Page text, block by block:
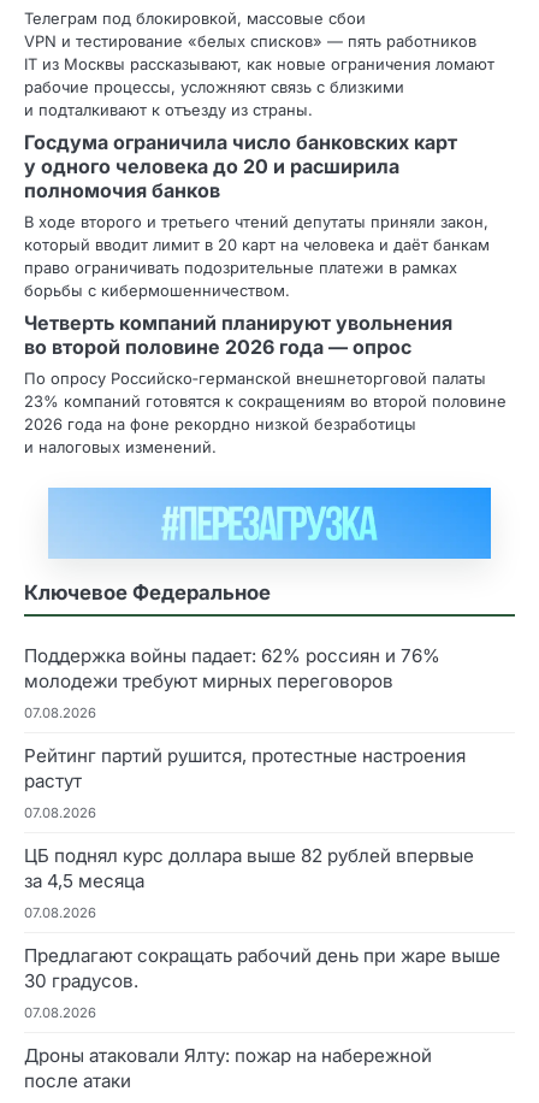
Телеграм под блокировкой, массовые сбои
VPN и тестирование «белых списков» — пять работников
IT из Москвы рассказывают, как новые ограничения ломают
рабочие процессы, усложняют связь с близкими
и подталкивают к отъезду из страны.
Госдума ограничила число банковских карт
у одного человека до 20 и расширила
полномочия банков
В ходе второго и третьего чтений депутаты приняли закон,
который вводит лимит в 20 карт на человека и даёт банкам
право ограничивать подозрительные платежи в рамках
борьбы с кибермошенничеством.
Четверть компаний планируют увольнения
во второй половине 2026 года — опрос
По опросу Российско‑германской внешнеторговой палаты
23% компаний готовятся к сокращениям во второй половине
2026 года на фоне рекордно низкой безработицы
и налоговых изменений.
Ключевое Федеральное
Поддержка войны падает: 62% россиян и 76%
молодежи требуют мирных переговоров
07.08.2026
Рейтинг партий рушится, протестные настроения
растут
07.08.2026
ЦБ поднял курс доллара выше 82 рублей впервые
за 4,5 месяца
07.08.2026
Предлагают сокращать рабочий день при жаре выше
30 градусов.
07.08.2026
Дроны атаковали Ялту: пожар на набережной
после атаки